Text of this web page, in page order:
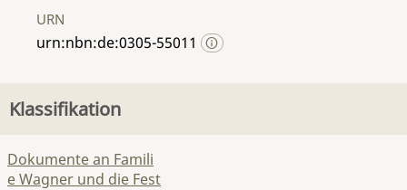
URN
urn:nbn:de:0305-55011
Klassifikation
Dokumente an Famili
e Wagner und die Fest